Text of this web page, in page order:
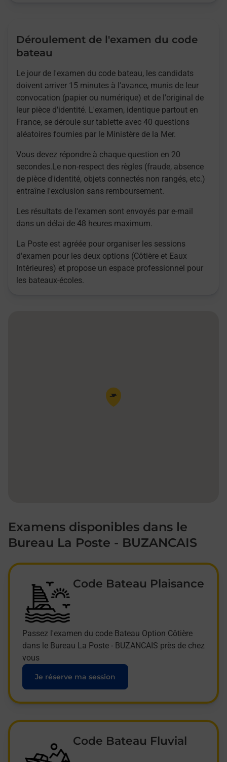
Déroulement de l'examen du code
bateau
Le jour de l'examen du code bateau, les candidats
doivent arriver 15 minutes à l'avance, munis de leur
convocation (papier ou numérique) et de l'original de
leur pièce d'identité. L'examen, identique partout en
France, se déroule sur tablette avec 40 questions
aléatoires fournies par le Ministère de la Mer.
Vous devez répondre à chaque question en 20
secondes.Le non-respect des règles (fraude, absence
de pièce d'identité, objets connectés non rangés, etc.)
entraîne l'exclusion sans remboursement.
Les résultats de l'examen sont envoyés par e-mail
dans un délai de 48 heures maximum.
La Poste est agréée pour organiser les sessions
d'examen pour les deux options (Côtière et Eaux
Intérieures) et propose un espace professionnel pour
les bateaux-écoles.
Pin de la carte
Examens disponibles dans le
Bureau La Poste - BUZANCAIS
Code Bateau Plaisance
Passez l'examen du code Bateau Option Côtière
dans le Bureau La Poste - BUZANCAIS près de chez
vous
Je réserve ma session
Code Bateau Fluvial